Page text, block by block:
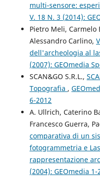
multi-sensore:
V. 18 N. 3 (2014):
Pietro Meli, Carmelo
Alessandro Carlino,
dell'archeologia al
(2007): GEOmedia
SCAN&GO S.R.L.,
Topografia ,
6-2012
A. Ullrich, Caterino
Francesco Guerra,
comparativa di un
fotogrammetria e
rappresentazione
(2004): GEOmedia 1-